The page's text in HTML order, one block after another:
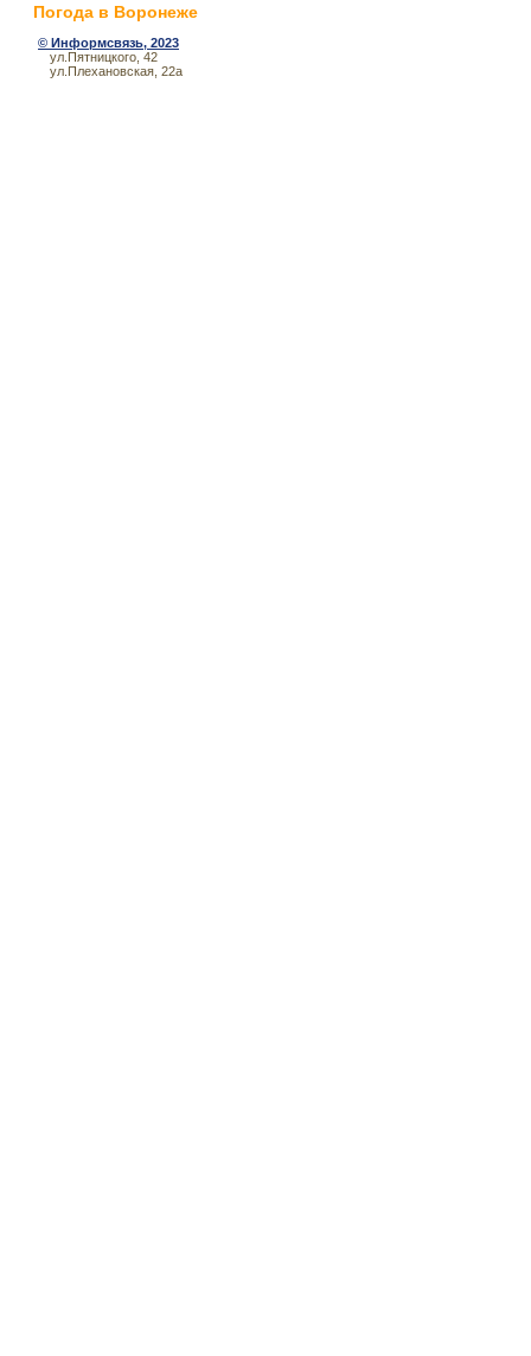
Погода в Воронеже
© Информсвязь, 2023
ул.Пятницкого, 42
ул.Плехановская, 22а